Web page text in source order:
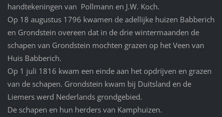
handtekeningen van Pollmann en J.W. Koch.
Op 18 augustus 1796 kwamen de adellijke huizen Babberich
en Grondstein overeen dat in de drie wintermaanden de
schapen van Grondstein mochten grazen op het Veen van
Huis Babberich.
Op 1 juli 1816 kwam een einde aan het opdrijven en grazen
van de schapen. Grondstein kwam bij Duitsland en de
Liemers werd Nederlands grondgebied.
De schapen en hun herders van Kamphuizen.